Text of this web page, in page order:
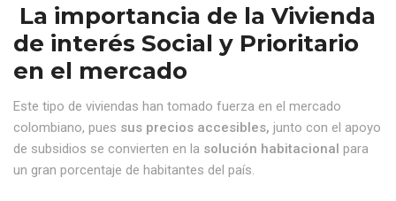
La importancia de la Vivienda
de interés Social y Prioritario
en el mercado
Este tipo de viviendas han tomado fuerza en el mercado
colombiano, pues sus precios accesibles, junto con el apoyo
de subsidios se convierten en la solución habitacional para
un gran porcentaje de habitantes del país.